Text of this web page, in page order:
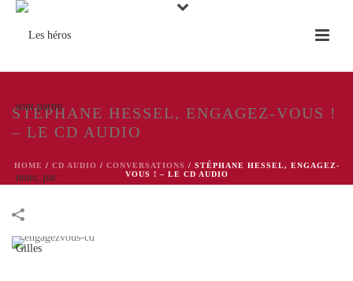
STÉPHANE HESSEL, ENGAGEZ-VOUS !
– LE CD AUDIO
HOME / CD AUDIO / CONVERSATIONS / STÉPHANE HESSEL, ENGAGEZ-
VOUS ! – LE CD AUDIO